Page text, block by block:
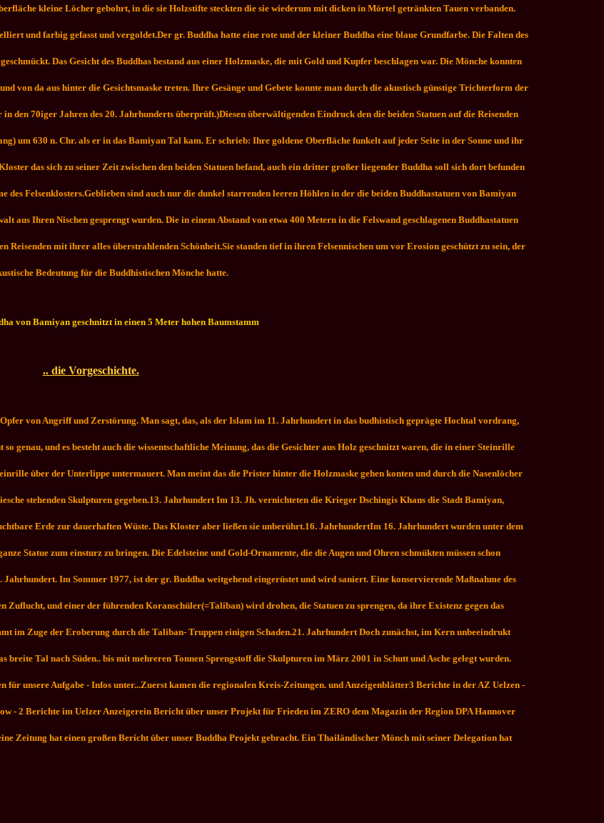
kleine Löcher gebohrt, in die sie Holzstifte steckten die sie wiederum mit dicken in Mörtel getränkten Tauen verbanden.
und farbig gefasst und vergoldet.Der gr. Buddha hatte eine rote und der kleiner Buddha eine blaue Grundfarbe. Die Falten des
Das Gesicht des Buddhas bestand aus einer Holzmaske, die mit Gold und Kupfer beschlagen war. Die Mönche konnten
von da aus hinter die Gesichtsmaske treten. Ihre Gesänge und Gebete konnte man durch die akustisch günstige Trichterform der
in den 70iger Jahren des 20. Jahrhunderts überprüft.)Diesen überwältigenden Eindruck den die beiden Statuen auf die Reisenden
um 630 n. Chr. als er in das Bamiyan Tal kam. Er schrieb: Ihre goldene Oberfläche funkelt auf jeder Seite in der Sonne und ihr
das sich zu seiner Zeit zwischen den beiden Statuen befand, auch ein dritter großer liegender Buddha soll sich dort befunden
des Felsenklosters.Geblieben sind auch nur die dunkel starrenden leeren Höhlen in der die beiden Buddhastatuen von Bamiyan
aus Ihren Nischen gesprengt wurden. Die in einem Abstand von etwa 400 Metern in die Felswand geschlagenen Buddhastatuen
Reisenden mit ihrer alles überstrahlenden Schönheit.Sie standen tief in ihren Felsennischen um vor Erosion geschützt zu sein, der
Bedeutung für die Buddhistischen Mönche hatte.
von Bamiyan geschnitzt in einen 5 Meter hohen Baumstamm
.. die Vorgeschichte.
von Angriff und Zerstörung. Man sagt, das, als der Islam im 11. Jahrhundert in das budhistisch geprägte Hochtal vordrang,
genau, und es besteht auch die wissentschaftliche Meinung, das die Gesichter aus Holz geschnitzt waren, die in einer Steinrille
über der Unterlippe untermauert. Man meint das die Prister hinter die Holzmaske gehen konten und durch die Nasenlöcher
stehenden Skulpturen gegeben.13. Jahrhundert Im 13. Jh. vernichteten die Krieger Dschingis Khans die Stadt Bamiyan,
Erde zur dauerhaften Wüste. Das Kloster aber ließen sie unberührt.16. JahrhundertIm 16. Jahrhundert wurden unter dem
Statue zum einsturz zu bringen. Die Edelsteine und Gold-Ornamente, die die Augen und Ohren schmükten müssen schon
Im Sommer 1977, ist der gr. Buddha weitgehend eingerüstet und wird saniert. Eine konservierende Maßnahme des
und einer der führenden Koranschüler(=Taliban) wird drohen, die Statuen zu sprengen, da ihre Existenz gegen das
im Zuge der Eroberung durch die Taliban- Truppen einigen Schaden.21. Jahrhundert Doch zunächst, im Kern unbeeindrukt
breite Tal nach Süden.. bis mit mehreren Tonnen Sprengstoff die Skulpturen im März 2001 in Schutt und Asche gelegt wurden.
für unsere Aufgabe - Infos unter...Zuerst kamen die regionalen Kreis-Zeitungen. und Anzeigenblätter3 Berichte in der AZ Uelzen -
- 2 Berichte im Uelzer Anzeigerein Bericht über unser Projekt für Frieden im ZERO dem Magazin der Region DPA Hannover
Zeitung hat einen großen Bericht über unser Buddha Projekt gebracht. Ein Thailändischer Mönch mit seiner Delegation hat